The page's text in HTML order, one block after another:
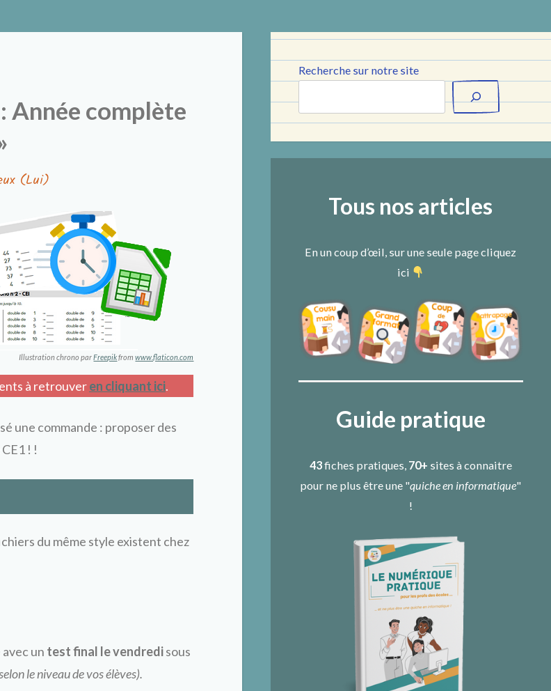
Année complète
(Lui)
Illustration chrono parFreepikfromwww.flaticon.com
à retrouveren cliquant ici.
une commande : proposer des
! !
du même style existent chez
un test final le vendredisous
le niveau de vos élèves).
Recherche sur notre site
Tous nos articles
En un coup d’œil, sur une seule page cliquez
ici
Guide pratique
43fiches pratiques, 70+ sites à connaitre
pour ne plus être une "quiche en informatique"
!